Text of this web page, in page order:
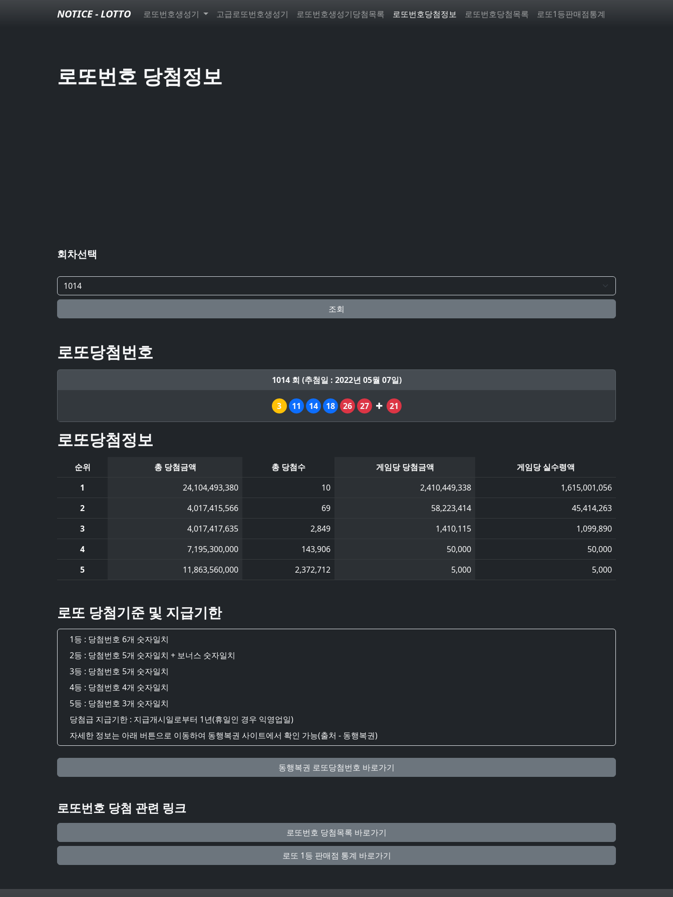
NOTICE - LOTTO 로또번호생성기 고급로또번호생성기 로또번호생성기당첨목록 로또번호당첨정보 로또번호당첨목록 로또1등판매점통계
로또번호 당첨정보
회차선택
조회
로또당첨번호
1014 회 (추첨일 : 2022년 05월 07일)
3 11 14 18 26 27 21
로또당첨정보
순위 총 당첨금액 총 당첨수 게임당 당첨금액
게임당 실수령액
1
24,104,493,380 10 2,410,449,338
1,615,001,056
2
4,017,415,566 69 58,223,414
45,414,263
3
4,017,417,635 2,849 1,410,115
1,099,890
4
7,195,300,000 143,906 50,000
50,000
5
11,863,560,000 2,372,712 5,000 5,000
로또 당첨기준 및 지급기한
1등 : 당첨번호 6개 숫자일치
2등 : 당첨번호 5개 숫자일치 + 보너스 숫자일치
3등 : 당첨번호 5개 숫자일치
4등 : 당첨번호 4개 숫자일치
5등 : 당첨번호 3개 숫자일치
당첨급 지급기한 : 지급개시일로부터 1년(휴일인 경우 익영업일)
자세한 정보는 아래 버튼으로 이동하여 동행복권 사이트에서 확인 가능(출처 - 동행복권)
동행복권 로또당첨번호 바로가기
로또번호 당첨 관련 링크
로또번호 당첨목록 바로가기
로또 1등 판매점 통계 바로가기